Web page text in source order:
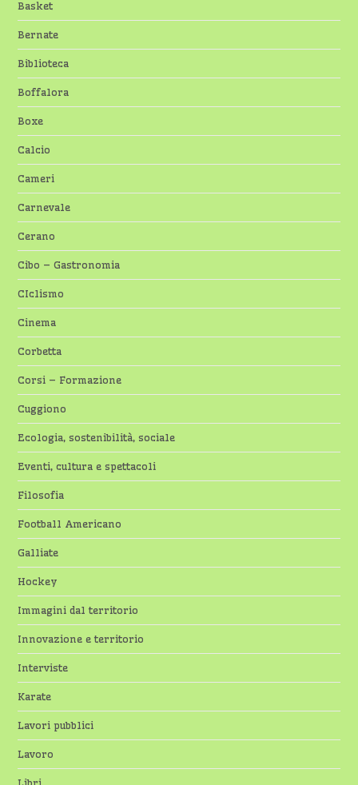
Basket
Bernate
Biblioteca
Boffalora
Boxe
Calcio
Cameri
Carnevale
Cerano
Cibo – Gastronomia
CIclismo
Cinema
Corbetta
Corsi – Formazione
Cuggiono
Ecologia, sostenibilità, sociale
Eventi, cultura e spettacoli
Filosofia
Football Americano
Galliate
Hockey
Immagini dal territorio
Innovazione e territorio
Interviste
Karate
Lavori pubblici
Lavoro